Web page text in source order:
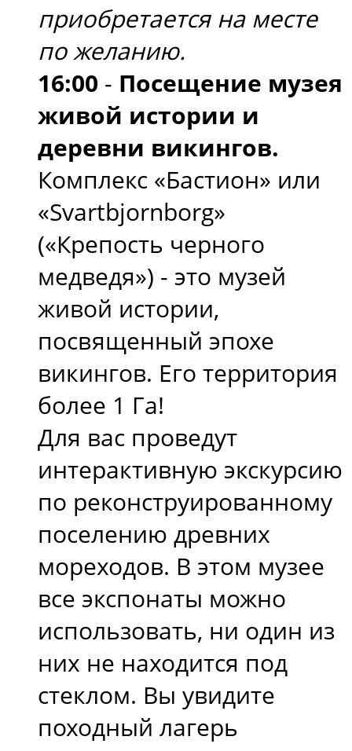
приобретается на месте
по желанию.
16:00 - Посещение музея
живой истории и
деревни викингов.
Комплекс «Бастион» или
«Svartbjornborg»
(«Крепость черного
медведя») - это музей
живой истории,
посвященный эпохе
викингов. Его территория
более 1 Га!
Для вас проведут
интерактивную экскурсию
по реконструированному
поселению древних
мореходов. В этом музее
все экспонаты можно
использовать, ни один из
них не находится под
стеклом. Вы увидите
походный лагерь